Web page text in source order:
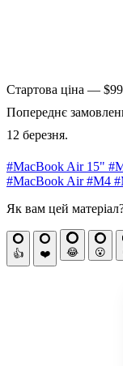
Стартова ціна —
Попереднє
12 березня.
#MacBook Air 15"
#MacBook Air#M4
Як вам цей
👍 ❤️ 😂 😮